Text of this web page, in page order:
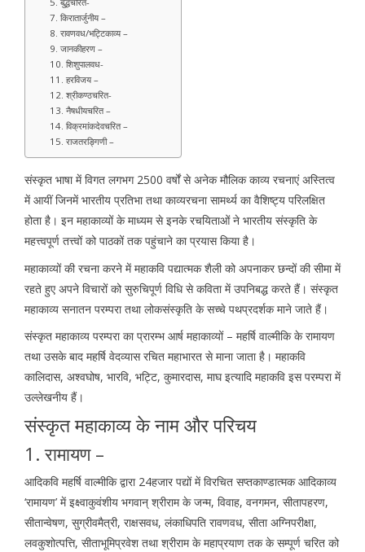
7. किरातार्जुनीय –
8. रावणवध/भट्टिकाव्य –
9. जानकीहरण –
10. शिशुपालवध-
11. हरविजय –
12. श्रीकण्ठचरित-
13. नैषधीयचरित –
14. विक्रमांकदेवचरित –
15. राजतरङ्गिणी –
संस्कृत भाषा में विगत लगभग 2500 वर्षों से अनेक मौलिक काव्य रचनाएं अस्तित्व
में आयीं जिनमें भारतीय प्रतिभा तथा काव्यरचना सामर्थ्य का वैशिष्ट्य परिलक्षित
होता है। इन महाकाव्यों के माध्यम से इनके रचयिताओं ने भारतीय संस्कृति के
महत्त्वपूर्ण तत्त्वों को पाठकों तक पहुंचाने का प्रयास किया है।
महाकाव्यों की रचना करने में महाकवि पद्यात्मक शैली को अपनाकर छन्दों की सीमा में
रहते हुए अपने विचारों को सुरुचिपूर्ण विधि से कविता में उपनिबद्ध करते हैं। संस्कृत
महाकाव्य सनातन परम्परा तथा लोकसंस्कृति के सच्चे पथप्रदर्शक माने जाते हैं।
संस्कृत महाकाव्य परम्परा का प्रारम्भ आर्ष महाकाव्यों – महर्षि वाल्मीकि के रामायण
तथा उसके बाद महर्षि वेदव्यास रचित महाभारत से माना जाता है। महाकवि
कालिदास, अश्वघोष, भारवि, भट्टि, कुमारदास, माघ इत्यादि महाकवि इस परम्परा में
उल्लेखनीय हैं।
संस्कृत महाकाव्य के नाम और परिचय
1. रामायण –
आदिकवि महर्षि वाल्मीकि द्वारा 24हजार पद्यों में विरचित सप्तकाण्डात्मक आदिकाव्य
‘रामायण’ में इक्ष्वाकुवंशीय भगवान् श्रीराम के जन्म, विवाह, वनगमन, सीतापहरण,
सीतान्वेषण, सुग्रीवमैत्री, राक्षसवध, लंकाधिपति रावणवध, सीता अग्निपरीक्षा,
लवकुशोत्पत्ति, सीताभूमिप्रवेश तथा श्रीराम के महाप्रयाण तक के सम्पूर्ण चरित को